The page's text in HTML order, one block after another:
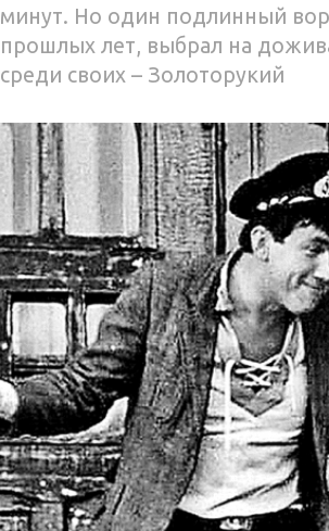
минут. Но один подлинный
прошлых лет, выбрал на
среди своих – Золоторукий